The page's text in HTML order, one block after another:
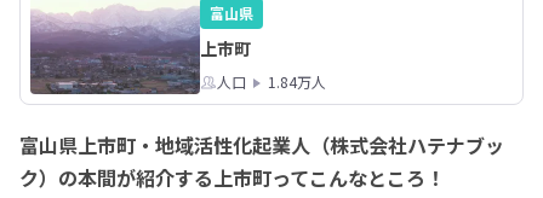
富山県
上市町
人口 1.84万人
富山県上市町・地域活性化起業人（株式会社ハテナブッ
ク）の本間が紹介する上市町ってこんなところ！